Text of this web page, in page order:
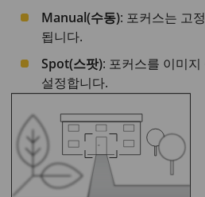
Manual(수동): 포커스는 고
됩니다.
Spot(스팟): 포커스를 이미
설정합니다.